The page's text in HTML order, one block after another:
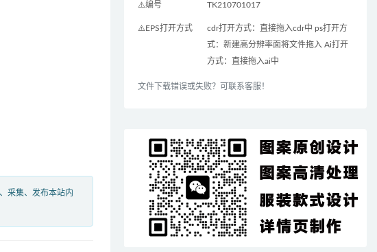
采集、发布本站内
⚠️编号 TK210701017
⚠️EPS打开方式
cdr打开方式：直接拖入cdr中 ps打开方
式：新建高分辨率面将文件拖入 Ai打开
方式：直接拖入ai中
文件下载错误或失败？可联系客服！